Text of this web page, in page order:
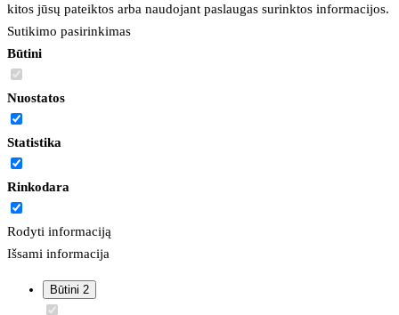
kitos jūsų pateiktos arba naudojant paslaugas surinktos informacijos.
Sutikimo pasirinkimas
Būtini
Nuostatos
Statistika
Rinkodara
Rodyti informaciją
Išsami informacija
Būtini 2